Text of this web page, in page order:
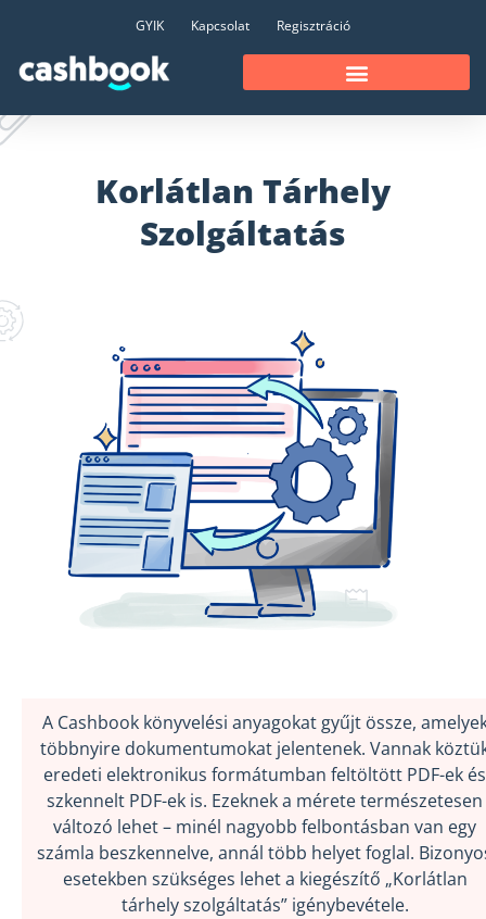
GYIK Kapcsolat Regisztráció
Korlátlan Tárhely
Szolgáltatás
A Cashbook könyvelési anyagokat gyűjt össze,
többnyire dokumentumokat jelentenek. Vannak
eredeti elektronikus formátumban feltöltött PDF-ek és
szkennelt PDF-ek is. Ezeknek a mérete természetesen
változó lehet – minél nagyobb felbontásban van egy
számla beszkennelve, annál több helyet foglal.
esetekben szükséges lehet a kiegészítő „Korlátlan
tárhely szolgáltatás” igénybevétele.